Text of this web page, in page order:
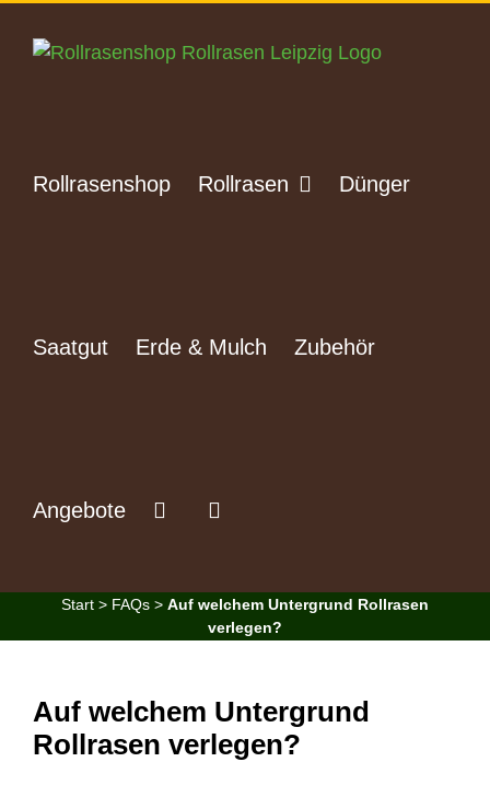
Inhalt
Rollrasenshop Rollrasen Dünger
Saatgut Erde & Mulch Zubehör
Angebote
Start > FAQs > Auf welchem Untergrund Rollrasen
verlegen?
Auf welchem Untergrund
Rollrasen verlegen?